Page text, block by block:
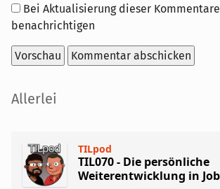
Optionen
Bei Aktualisierung dieser Kommentare
benachrichtigen
Seitenleiste
Allerlei